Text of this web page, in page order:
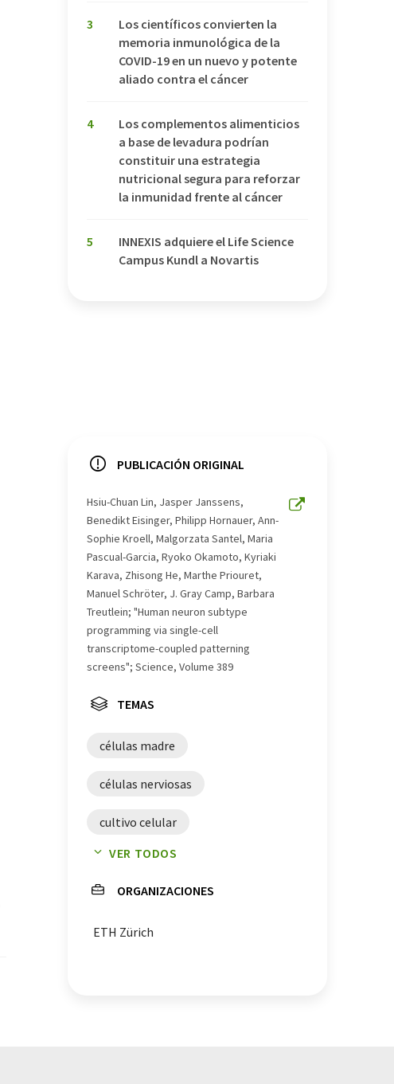
3
Los científicos convierten la
memoria inmunológica de la
COVID-19 en un nuevo y potente
aliado contra el cáncer
4
Los complementos alimenticios
a base de levadura podrían
constituir una estrategia
nutricional segura para reforzar
la inmunidad frente al cáncer
5
INNEXIS adquiere el Life Science
Campus Kundl a Novartis
PUBLICACIÓN ORIGINAL
Hsiu-Chuan Lin, Jasper Janssens,
Benedikt Eisinger, Philipp Hornauer, Ann-
Sophie Kroell, Malgorzata Santel, Maria
Pascual-Garcia, Ryoko Okamoto, Kyriaki
Karava, Zhisong He, Marthe Priouret,
Manuel Schröter, J. Gray Camp, Barbara
Treutlein; "Human neuron subtype
programming via single-cell
transcriptome-coupled patterning
screens"; Science, Volume 389
TEMAS
células madre
células nerviosas
cultivo celular
modelos de cultivo celular
neuronas ingeniería genética
enfermedades neurológicas
VER TODOS
ORGANIZACIONES
ETH Zürich